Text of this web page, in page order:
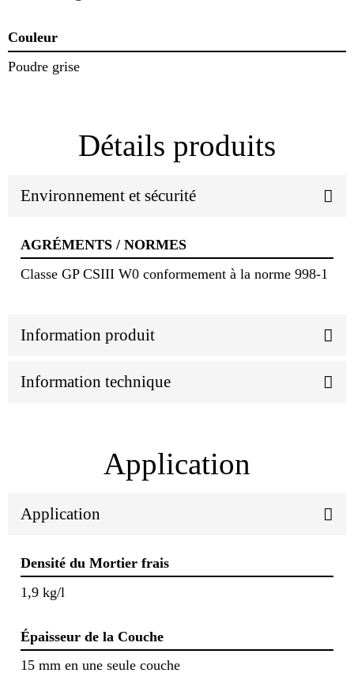
Couleur
Poudre grise
Détails produits
Environnement et sécurité
AGRÉMENTS / NORMES
Classe GP CSIII W0 conformement à la norme 998-1
Information produit
Information technique
Application
Application
Densité du Mortier frais
1,9 kg/l
Épaisseur de la Couche
15 mm en une seule couche